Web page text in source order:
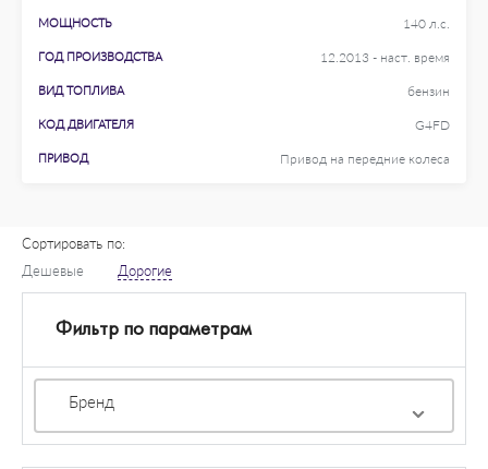
МОЩНОСТЬ 140 л.с.
ГОД ПРОИЗВОДСТВА 12.2013 - наст. время
ВИД ТОПЛИВА бензин
КОД ДВИГАТЕЛЯ G4FD
ПРИВОД Привод на передние колеса
Сортировать по:
Дешевые
Дорогие
Фильтр по параметрам
Бренд